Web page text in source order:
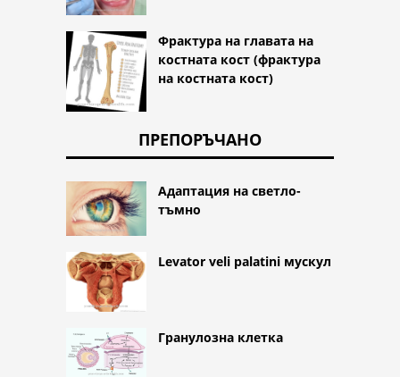
Фрактура на главата на
костната кост (фрактура
на костната кост)
ПРЕПОРЪЧАНО
Адаптация на светло-
тъмно
Levator veli palatini мускул
Гранулозна клетка